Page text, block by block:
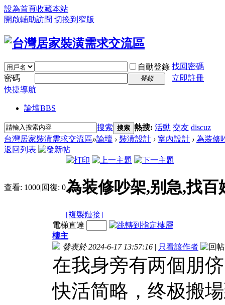
設為首頁收藏本站
開啟輔助訪問 切換到窄版
自動登錄 找回密碼
密碼
登錄
立即註冊
快捷導航
論壇BBS
搜索 搜索 熱搜: 活動 交友 discuz
台灣居家裝潢需求交流區»論壇 › 裝潢設計 › 室內設計 › 為装修
返回列表
查看: 1000|回復: 0為装修吵架,别急,找百
[複製鏈接]
電梯直達
樓主
發表於 2024-6-17 13:57:16 | 只看該作者
在我身旁有两個朋
快活简略，终极搬